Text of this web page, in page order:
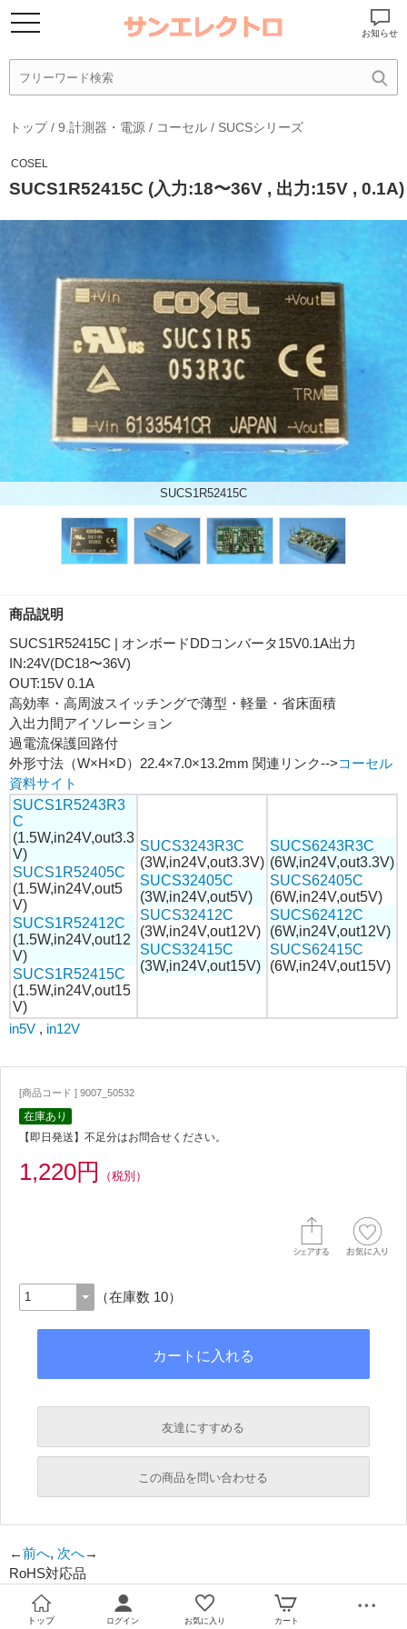
お知らせ
トップ/ 9.計測器・電源 / コーセル / SUCSシリーズ
COSEL
SUCS1R52415C (入力:18〜36V , 出力:15V , 0.1A)
SUCS1R52415C
商品説明
SUCS1R52415C | オンボードDDコンバータ15V0.1A出力
IN:24V(DC18〜36V)
OUT:15V 0.1A
高効率・高周波スイッチングで薄型・軽量・省床面積
入出力間アイソレーション
過電流保護回路付
外形寸法（W×H×D）22.4×7.0×13.2mm 関連リンク-->コーセル
資料サイト
SUCS1R5243R3
C
(1.5W,in24V,out3.3
V)
SUCS1R52405C
(1.5W,in24V,out5
V)
SUCS1R52412C
(1.5W,in24V,out12
V)
SUCS1R52415C
(1.5W,in24V,out15
V)
SUCS3243R3C
(3W,in24V,out3.3V)
SUCS32405C
(3W,in24V,out5V)
SUCS32412C
(3W,in24V,out12V)
SUCS32415C
(3W,in24V,out15V)
SUCS6243R3C
(6W,in24V,out3.3V)
SUCS62405C
(6W,in24V,out5V)
SUCS62412C
(6W,in24V,out12V)
SUCS62415C
(6W,in24V,out15V)
in5V , in12V
[商品コード ] 9007_50532
在庫あり
【即日発送】不足分はお問合せください。
1,220円 （税別）
（在庫数 10）
友達にすすめる
必須
必須
この商品を問い合わせる
←前へ, 次へ→
RoHS対応品
トップ ログイン お気に入り カート